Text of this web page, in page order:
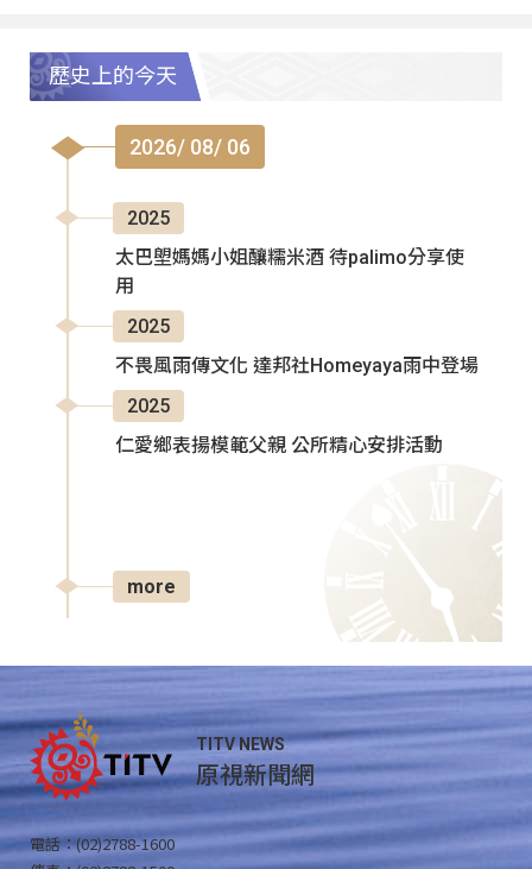
歷史上的今天
2026/ 08/ 06
2025
太巴塱媽媽小姐釀糯米酒 待palimo分享使
用
2025
不畏風雨傳文化 達邦社Homeyaya雨中登場
2025
仁愛鄉表揚模範父親 公所精心安排活動
more
TITV NEWS
原視新聞網
電話：(02)2788-1600